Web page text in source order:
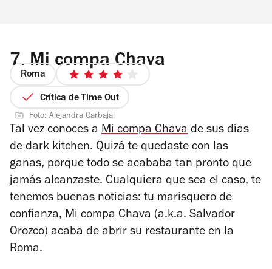
7. Mi compa Chava
Roma
4
de
5
estrellas
Crítica de Time Out
Foto: Alejandra Carbajal
Tal vez conoces a Mi compa Chava de sus días
de dark kitchen. Quizá te quedaste con las
ganas, porque todo se acababa tan pronto que
jamás alcanzaste. Cualquiera que sea el caso, te
tenemos buenas noticias: tu marisquero de
confianza, Mi compa Chava (a.k.a. Salvador
Orozco) acaba de abrir su restaurante en la
Roma.